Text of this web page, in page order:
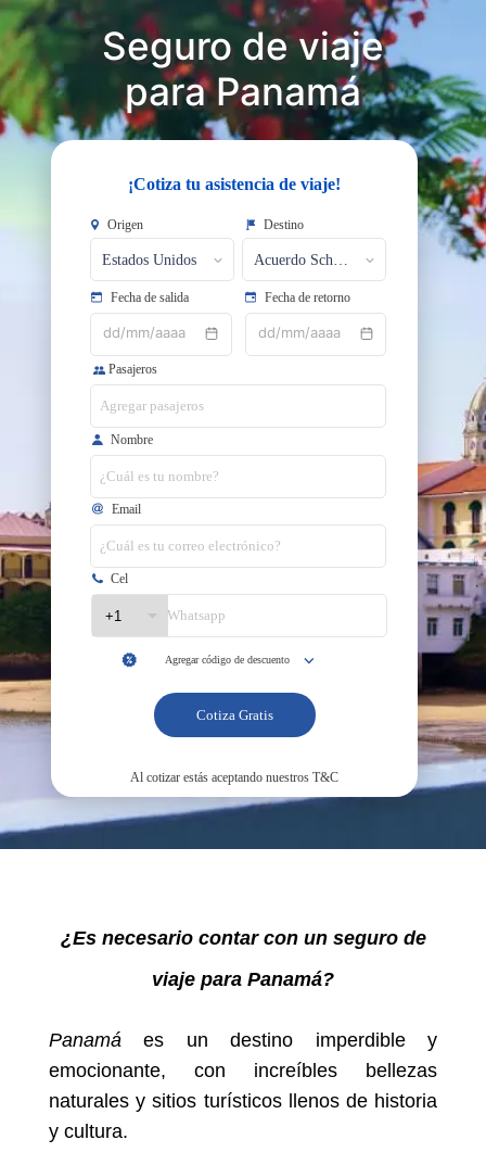
Seguro de viaje
​​​​​​​para Panamá
¿Es necesario contar con un seguro de
viaje para Panamá?
Panamá
es un destino imperdible y
emocionante, con increíbles bellezas
naturales y sitios turísticos llenos de historia
y cultura.